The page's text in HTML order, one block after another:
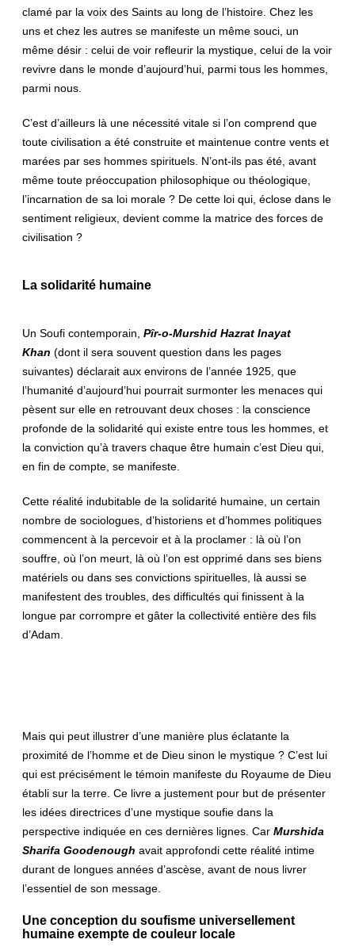
clamé par la voix des Saints au long de l’histoire. Chez les
uns et chez les autres se manifeste un même souci, un
même désir : celui de voir refleurir la mystique, celui de la voir
revivre dans le monde d’aujourd’hui, parmi tous les hommes,
parmi nous.
C’est d’ailleurs là une nécessité vitale si l’on comprend que
toute civilisation a été construite et maintenue contre vents et
marées par ses hommes spirituels. N’ont-ils pas été, avant
même toute préoccupation philosophique ou théologique,
l’incarnation de sa loi morale ? De cette loi qui, éclose dans le
sentiment religieux, devient comme la matrice des forces de
civilisation ?
La solidarité humaine
Un Soufi contemporain, Pîr-o-Murshid Hazrat Inayat
Khan (dont il sera souvent question dans les pages
suivantes) déclarait aux environs de l’année 1925, que
l’humanité d’aujourd’hui pourrait surmonter les menaces qui
pèsent sur elle en retrouvant deux choses : la conscience
profonde de la solidarité qui existe entre tous les hommes, et
la conviction qu’à travers chaque être humain c’est Dieu qui,
en fin de compte, se manifeste.
Cette réalité indubitable de la solidarité humaine, un certain
nombre de sociologues, d’historiens et d’hommes politiques
commencent à la percevoir et à la proclamer : là où l’on
souffre, où l’on meurt, là où l’on est opprimé dans ses biens
matériels ou dans ses convictions spirituelles, là aussi se
manifestent des troubles, des difficultés qui finissent à la
longue par corrompre et gâter la collectivité entière des fils
d’Adam.
Mais qui peut illustrer d’une manière plus éclatante la
proximité de l’homme et de Dieu sinon le mystique ? C’est lui
qui est précisément le témoin manifeste du Royaume de Dieu
établi sur la terre. Ce livre a justement pour but de présenter
les idées directrices d’une mystique soufie dans la
perspective indiquée en ces dernières lignes. Car Murshida
Sharifa Goodenough avait approfondi cette réalité intime
durant de longues années d’ascèse, avant de nous livrer
l’essentiel de son message.
Une conception du soufisme universellement
humaine exempte de couleur locale